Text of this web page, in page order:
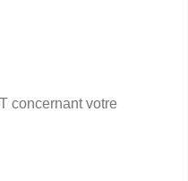
concernant votre